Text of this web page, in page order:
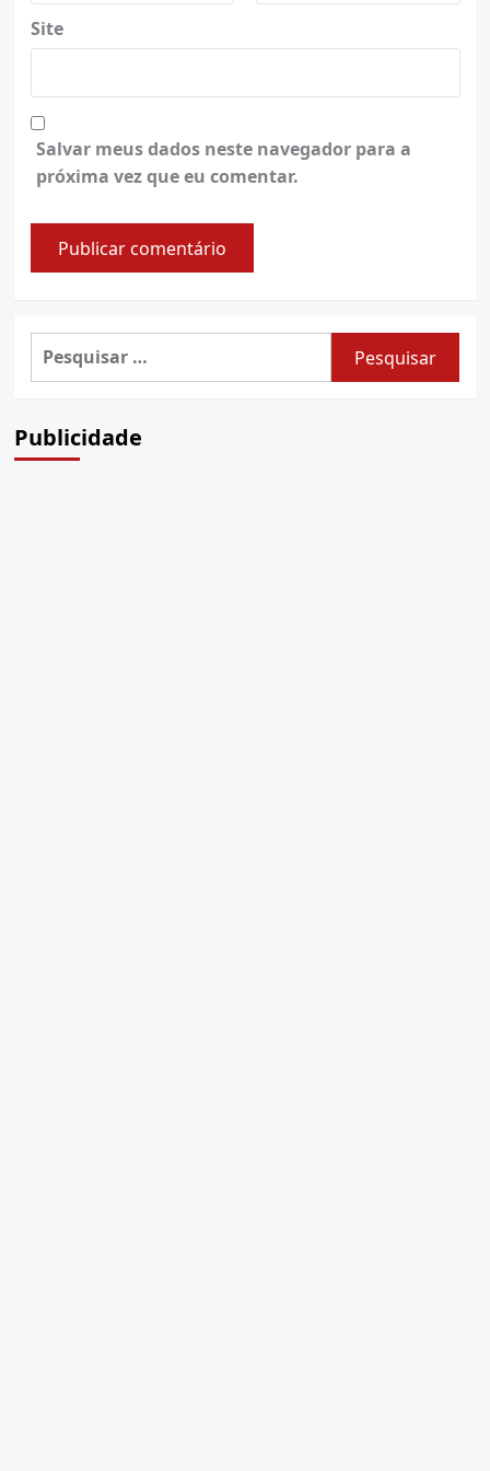
Site
Salvar meus dados neste navegador para a
próxima vez que eu comentar.
Pesquisar
Publicidade